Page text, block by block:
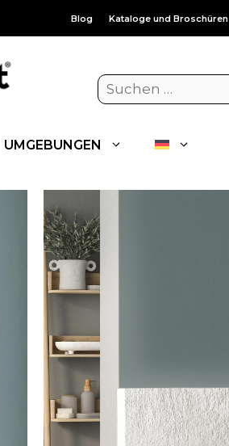
Blog Kataloge und Broschüren
UMGEBUNGEN